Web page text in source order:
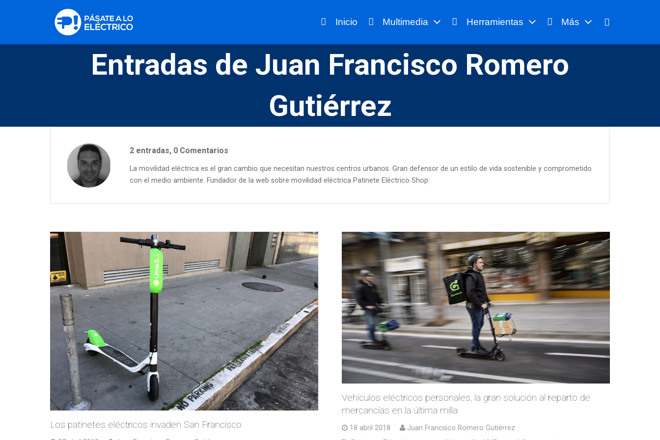
Inicio Multimedia Herramientas Más
Entradas de Juan Francisco Romero
Gutiérrez
2 entradas, 0 Comentarios
La movilidad eléctrica es el gran cambio que necesitan nuestros centros urbanos. Gran defensor de un estilo de vida sostenible y comprometido
con el medio ambiente. Fundador de la web sobre movilidad eléctrica Patinete Eléctrico Shop.
Los patinetes eléctricos invaden San Francisco
Vehículos eléctricos personales, la gran solución al reparto de
mercancías en la última milla
18 abril 2018
Juan Francisco Romero Gutiérrez